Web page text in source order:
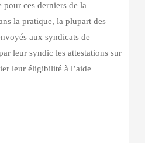
pour ces derniers de la
la pratique, la plupart des
aux syndicats de
leur syndic les attestations sur
leur éligibilité à l’aide